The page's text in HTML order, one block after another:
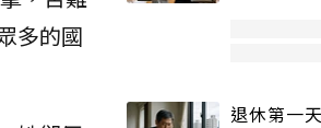
多的國
退休第一